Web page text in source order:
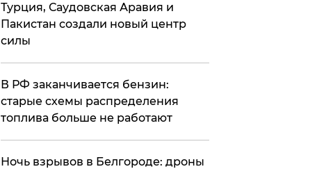
Турция, Саудовская Аравия и
Пакистан создали новый центр
силы
​В РФ заканчивается бензин:
старые схемы распределения
топлива больше не работают
​Ночь взрывов в Белгороде: дроны